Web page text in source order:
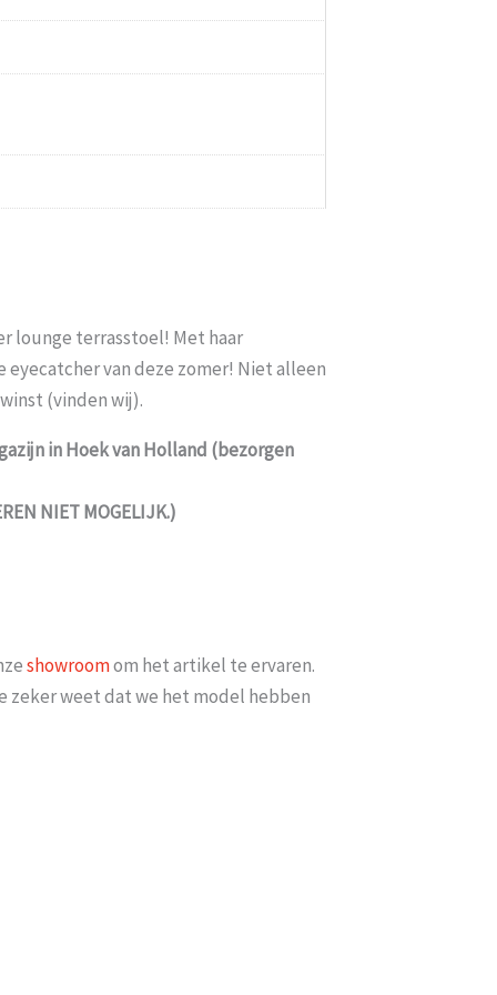
lounge terrasstoel! Met haar
van deze zomer! Niet alleen
(vinden wij).
in Hoek van Holland (bezorgen
NIET MOGELIJK.)
showroomom het artikel te ervaren.
zeker weet dat we het model hebben